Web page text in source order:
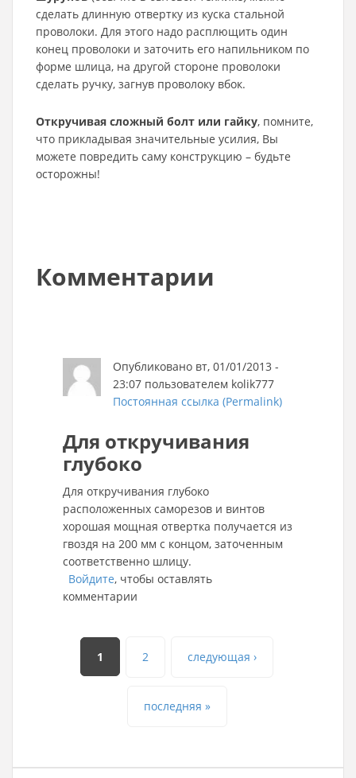
сделать длинную отвертку из куска стальной
проволоки. Для этого надо расплющить один
конец проволоки и заточить его напильником по
форме шлица, на другой стороне проволоки
сделать ручку, загнув проволоку вбок.
Откручивая сложный болт или гайку, помните,
что прикладывая значительные усилия, Вы
можете повредить саму конструкцию – будьте
осторожны!
Комментарии
Опубликовано вт, 01/01/2013 -
23:07 пользователем kolik777
Постоянная ссылка (Permalink)
Для откручивания
глубоко
Для откручивания глубоко
расположенных саморезов и винтов
хорошая мощная отвертка получается из
гвоздя на 200 мм с концом, заточенным
соответственно шлицу.
Войдите, чтобы оставлять
комментарии
Страницы
1 2 следующая ›
последняя »